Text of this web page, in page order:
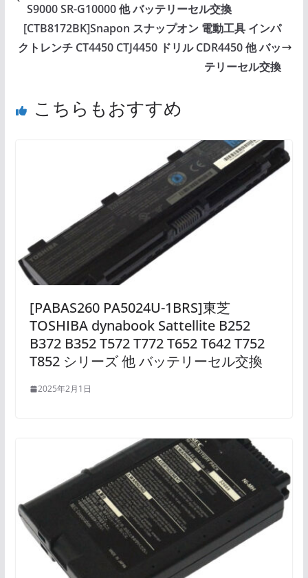
S9000 SR-G10000 他 バッテリーセル交換
[CTB8172BK]Snapon スナップオン 電動工具 インパ
クトレンチ CT4450 CTJ4450 ドリル CDR4450 他 バッ
テリーセル交換
こちらもおすすめ
[PABAS260 PA5024U-1BRS]東芝
TOSHIBA dynabook Sattellite B252
B372 B352 T572 T772 T652 T642 T752
T852 シリーズ 他 バッテリーセル交換
2025年2月1日